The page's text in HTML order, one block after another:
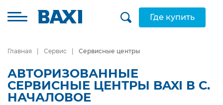
Где купить
Главная Сервис Сервисные центры
АВТОРИЗОВАННЫЕ
СЕРВИСНЫЕ ЦЕНТРЫ BAXI В С.
НАЧАЛОВОЕ